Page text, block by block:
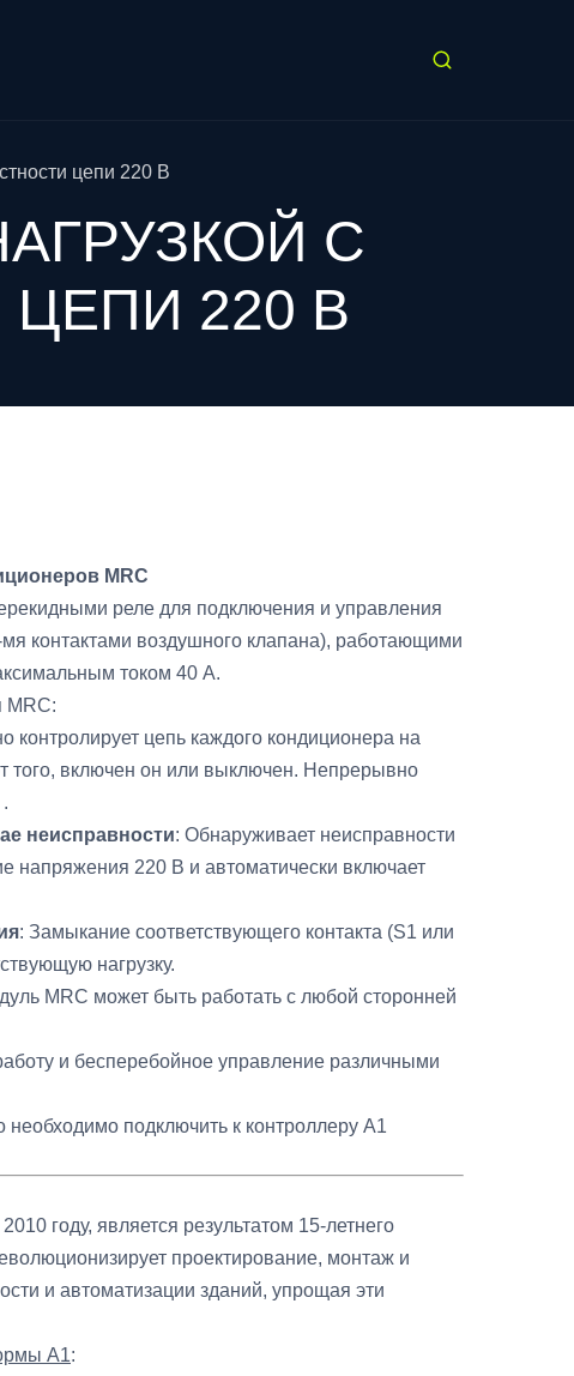
цепи 220 В
С
220 В
MRC
реле для подключения и управления
контактами воздушного клапана), работающими
током 40 А.
MRC:
контролирует цепь каждого кондиционера на
того, включен он или выключен. Непрерывно
неисправности: Обнаруживает неисправности
напряжения 220 В и автоматически включает
: Замыкание соответствующего контакта (S1 или
нагрузку.
MRC может быть работать с любой сторонней
и бесперебойное управление различными
подключить к контроллеру A1
году, является результатом 15-летнего
проектирование, монтаж и
и автоматизации зданий, упрощая эти
A1: